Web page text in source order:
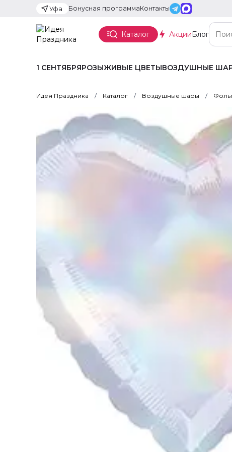
Уфа Бонусная программаКонтакты
Каталог АкцииБлог
1 СЕНТЯБРЯРОЗЫЖИВЫЕ ЦВЕТЫВОЗДУШНЫЕ
Идея Праздника Каталог Воздушные шары